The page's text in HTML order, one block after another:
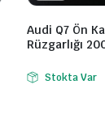
Audi Q7 Ön
Rüzgarlığı
Stokta Var